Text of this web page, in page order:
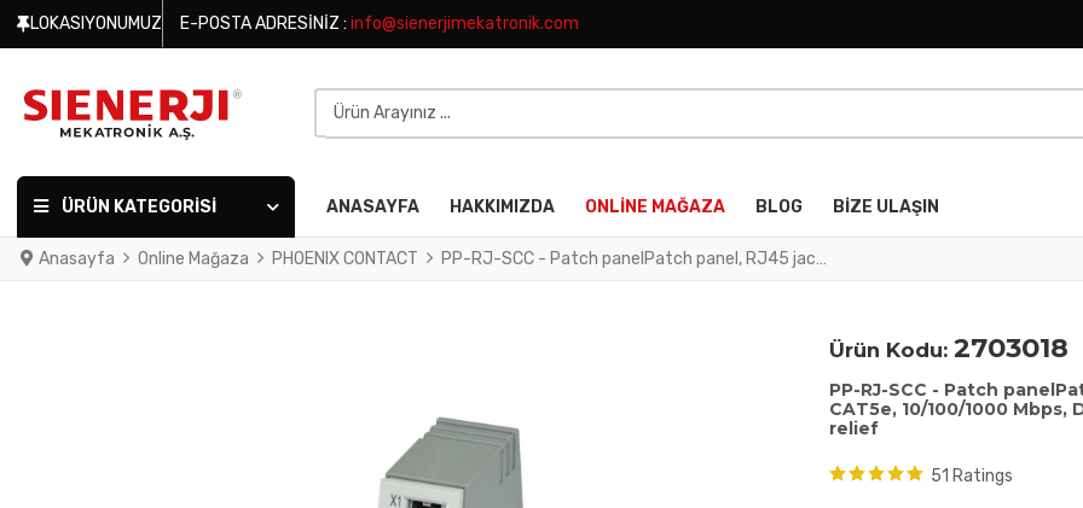
LOKASIYONUMUZ E-POSTA ADRESINIZ : info@sienerjimekatronik.com
Ürün Arayınız ...
ÜRÜN KATEGORISI ANASAYFA HAKKIMIZDA ONLINE MAĞAZA BLOG BIZE ULAŞIN
Anasayfa Online Mağaza PHOENIX CONTACT PP-RJ-SCC - Patch panelPatch panel, RJ45 jack on Push-in terminal blocks, CAT5e, 10/100/1000 Mbps, DIN rail adapter, IP20, shield contacting with strain relief
Ürün Kodu: 2703018
PP-RJ-SCC - Patch
CAT5e, 10/100/1000
relief
51 Ratings